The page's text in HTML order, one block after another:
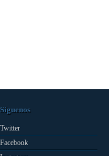
Síguenos
Twitter
Facebook